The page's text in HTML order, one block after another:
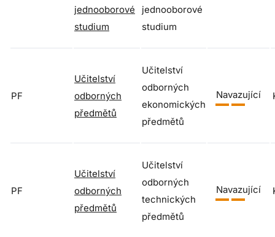
jednooborové
studium
jednooborové
studium
PF
Učitelství
odborných
předmětů
Učitelství
odborných
ekonomických
předmětů
Navazující
PF
Učitelství
odborných
předmětů
Učitelství
odborných
technických
předmětů
Navazující